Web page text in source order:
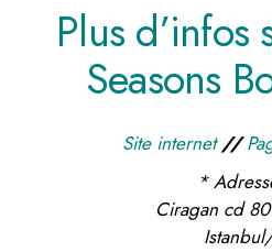
Plus d’infos
Seasons
Site internet //
*
Ciragan cd